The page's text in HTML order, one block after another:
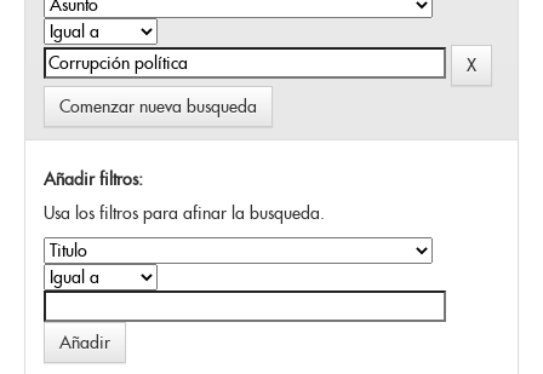
Comenzar nueva busqueda
Añadir filtros:
Usa los filtros para afinar la busqueda.